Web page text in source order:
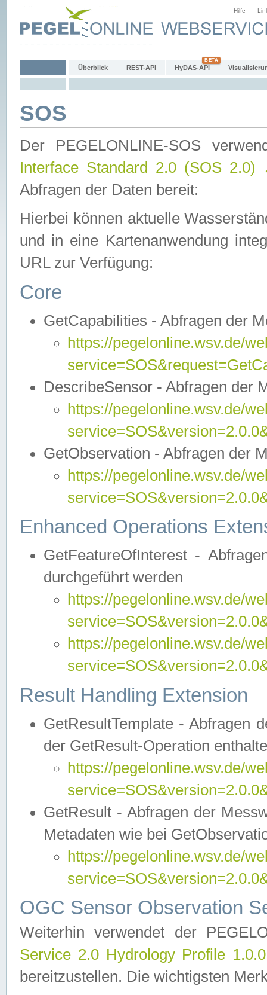
Hilfe
Überblick REST-API HyDAS-API
SOS
Der PEGELONLINE-SOS
Interface Standard 2.0 (SOS 2.0)
Abfragen der Daten bereit:
Hierbei können aktuelle
und in eine Kartenanwendung
URL zur Verfügung:
Core
GetCapabilities - Abfragen der
https://pegelonline.wsv.de/
DescribeSensor - Abfragen der
https://pegelonline.wsv.de/
GetObservation - Abfragen der
https://pegelonline.wsv.de/
Enhanced Operations
GetFeatureOfInterest -
durchgeführt werden
https://pegelonline.wsv.de/
https://pegelonline.wsv.de/
Result Handling Extension
GetResultTemplate - Abfragen
der GetResult-Operation
https://pegelonline.wsv.de/
GetResult - Abfragen der
Metadaten wie bei
https://pegelonline.wsv.de/
OGC Sensor Observation
Weiterhin verwendet der
Service 2.0 Hydrology Profile
bereitzustellen. Die wichtigsten